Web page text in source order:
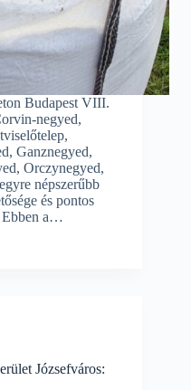
Budapest VIII.
negyed,
Ganznegyed,
Orczynegyed,
népszerűbb
és pontos
Ebben a…
Józsefváros: